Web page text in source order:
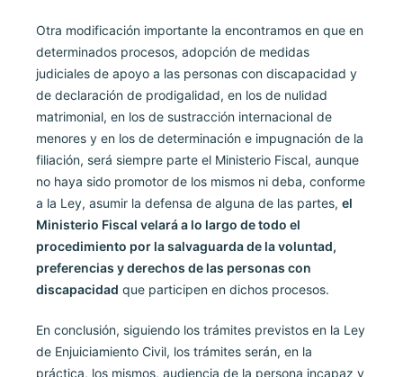
Otra modificación importante la encontramos en que en
determinados procesos, adopción de medidas
judiciales de apoyo a las personas con discapacidad y
de declaración de prodigalidad, en los de nulidad
matrimonial, en los de sustracción internacional de
menores y en los de determinación e impugnación de la
filiación, será siempre parte el Ministerio Fiscal, aunque
no haya sido promotor de los mismos ni deba, conforme
a la Ley, asumir la defensa de alguna de las partes,el
Ministerio Fiscal velará a lo largo de todo el
procedimiento por la salvaguarda de la voluntad,
preferencias y derechos de las personas con
discapacidad que participen en dichos procesos.
En conclusión, siguiendo los trámites previstos en la Ley
de Enjuiciamiento Civil, los trámites serán, en la
práctica, los mismos, audiencia de la persona incapaz y